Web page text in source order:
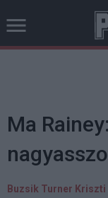
Ma
Buzsik Turner Kriszti